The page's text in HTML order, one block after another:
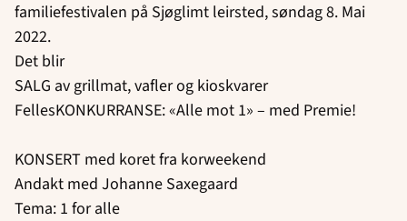
familiefestivalen på Sjøglimt leirsted, søndag 8. Mai
2022.
Det blir
SALG av grillmat, vafler og kioskvarer
FellesKONKURRANSE: «Alle mot 1» – med Premie!
KONSERT med koret fra korweekend
Andakt med Johanne Saxegaard
Tema: 1 for alle